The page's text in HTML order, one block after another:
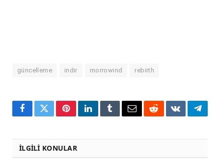
güncelleme indir morrowind rebirth
FacebookTwitterPinterestLinkedInTumblrEmailRedditVKontakte
İLGILI KONULAR